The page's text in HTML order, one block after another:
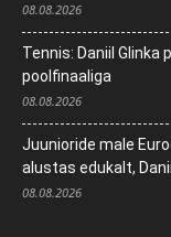
08.08.2026
Tennis: Daniil Glinka
poolfinaaliga
08.08.2026
Juunioride male
alustas edukalt,
08.08.2026